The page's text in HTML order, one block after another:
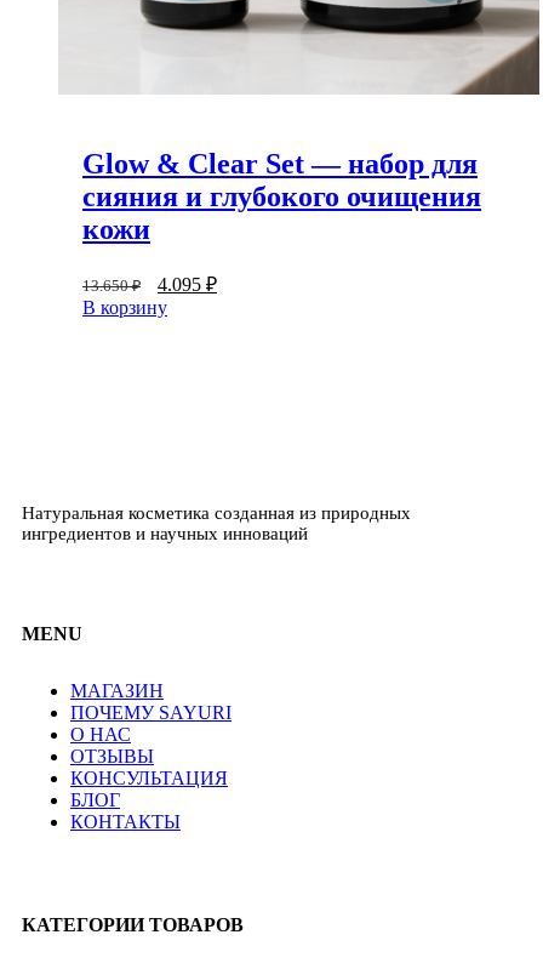
Glow & Clear Set — набор для
сияния и глубокого очищения
кожи
13.650₽ 4.095 ₽
В корзину
Натуральная косметика созданная из природных
ингредиентов и научных инноваций
MENU
МАГАЗИН
ПОЧЕМУ SAYURI
О НАС
ОТЗЫВЫ
КОНСУЛЬТАЦИЯ
БЛОГ
КОНТАКТЫ
КАТЕГОРИИ ТОВАРОВ